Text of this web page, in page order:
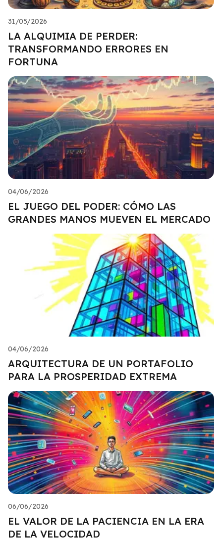
31/05/2026
LA ALQUIMIA DE PERDER:
TRANSFORMANDO ERRORES EN
FORTUNA
04/06/2026
EL JUEGO DEL PODER: CÓMO LAS
GRANDES MANOS MUEVEN EL MERCADO
04/06/2026
ARQUITECTURA DE UN PORTAFOLIO
PARA LA PROSPERIDAD EXTREMA
06/06/2026
EL VALOR DE LA PACIENCIA EN LA ERA
DE LA VELOCIDAD